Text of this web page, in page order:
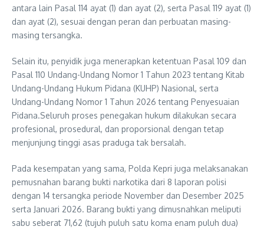
antara lain Pasal 114 ayat (1) dan ayat (2), serta Pasal 119 ayat (1)
dan ayat (2), sesuai dengan peran dan perbuatan masing-
masing tersangka.
Selain itu, penyidik juga menerapkan ketentuan Pasal 109 dan
Pasal 110 Undang-Undang Nomor 1 Tahun 2023 tentang Kitab
Undang-Undang Hukum Pidana (KUHP) Nasional, serta
Undang-Undang Nomor 1 Tahun 2026 tentang Penyesuaian
Pidana.Seluruh proses penegakan hukum dilakukan secara
profesional, prosedural, dan proporsional dengan tetap
menjunjung tinggi asas praduga tak bersalah.
Pada kesempatan yang sama, Polda Kepri juga melaksanakan
pemusnahan barang bukti narkotika dari 8 laporan polisi
dengan 14 tersangka periode November dan Desember 2025
serta Januari 2026. Barang bukti yang dimusnahkan meliputi
sabu seberat 71,62 (tujuh puluh satu koma enam puluh dua)